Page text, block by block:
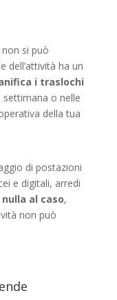
non si può
dell’attività ha un
i traslochi
settimana o nelle
della tua
di postazioni
e digitali, arredi
al caso,
non può